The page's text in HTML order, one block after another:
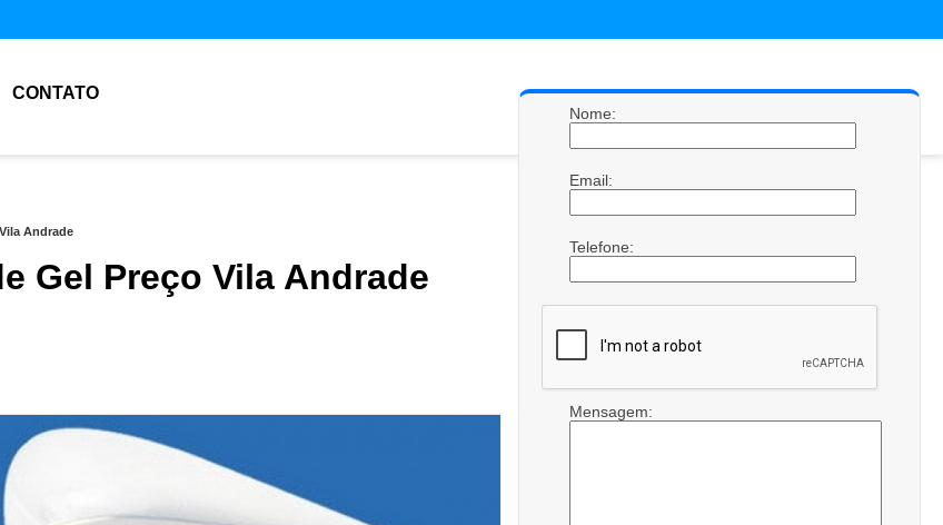
CONTATO
Andrade
Gel Preço Vila Andrade
Nome:
Email:
Telefone:
Mensagem: